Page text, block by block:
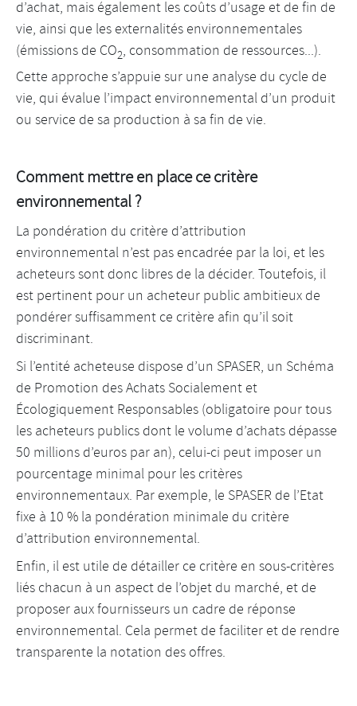
d’achat, mais également les coûts d’usage et de fin de
vie, ainsi que les externalités environnementales
(émissions de CO2, consommation de ressources...).
Cette approche s’appuie sur une analyse du cycle de
vie, qui évalue l’impact environnemental d’un produit
ou service de sa production à sa fin de vie.
Comment mettre en place ce critère
environnemental ?
La pondération du critère d’attribution
environnemental n’est pas encadrée par la loi, et les
acheteurs sont donc libres de la décider. Toutefois, il
est pertinent pour un acheteur public ambitieux de
pondérer suffisamment ce critère afin qu’il soit
discriminant.
Si l’entité acheteuse dispose d’un SPASER, un Schéma
de Promotion des Achats Socialement et
Écologiquement Responsables (obligatoire pour tous
les acheteurs publics dont le volume d’achats dépasse
50 millions d’euros par an), celui-ci peut imposer un
pourcentage minimal pour les critères
environnementaux. Par exemple, le SPASER de l’Etat
fixe à 10 % la pondération minimale du critère
d’attribution environnemental.
Enfin, il est utile de détailler ce critère en sous-critères
liés chacun à un aspect de l’objet du marché, et de
proposer aux fournisseurs un cadre de réponse
environnemental. Cela permet de faciliter et de rendre
transparente la notation des offres.